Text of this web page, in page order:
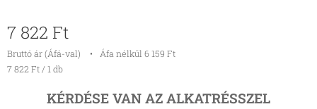
7 822 Ft
Bruttó ár (Áfá-val)
Áfa nélkül 6 159 Ft
7 822 Ft / 1 db
KÉRDÉSE VAN AZ ALKATRÉSSZEL